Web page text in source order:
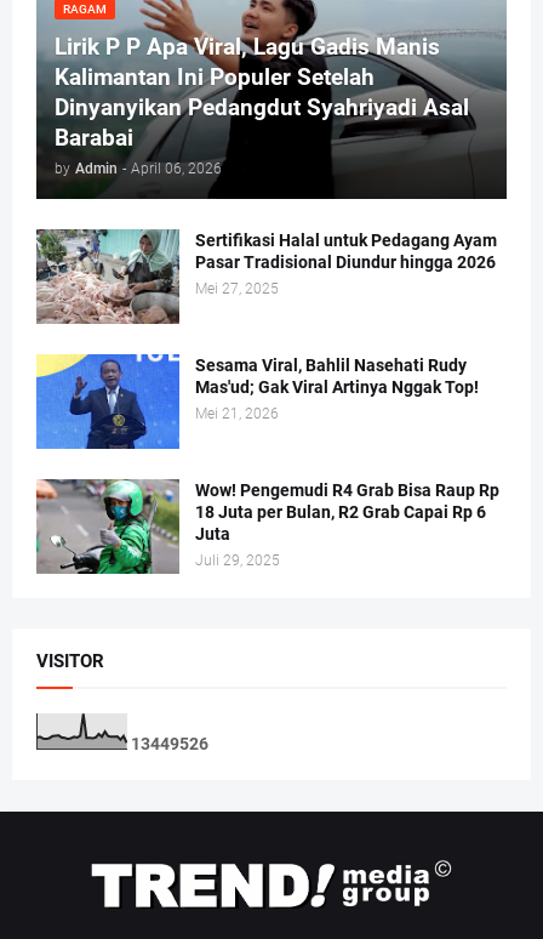
RAGAM
Lirik P P Apa Viral, Lagu Gadis Manis
Kalimantan Ini Populer Setelah
Dinyanyikan Pedangdut Syahriyadi Asal
Barabai
by Admin - April 06, 2026
Sertifikasi Halal untuk Pedagang Ayam
Pasar Tradisional Diundur hingga 2026
Mei 27, 2025
Sesama Viral, Bahlil Nasehati Rudy
Mas'ud; Gak Viral Artinya Nggak Top!
Mei 21, 2026
Wow! Pengemudi R4 Grab Bisa Raup Rp
18 Juta per Bulan, R2 Grab Capai Rp 6
Juta
Juli 29, 2025
VISITOR
13449526